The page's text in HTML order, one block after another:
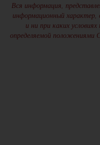
Вся информация,
информационный
и ни при каких
определяемой положениями